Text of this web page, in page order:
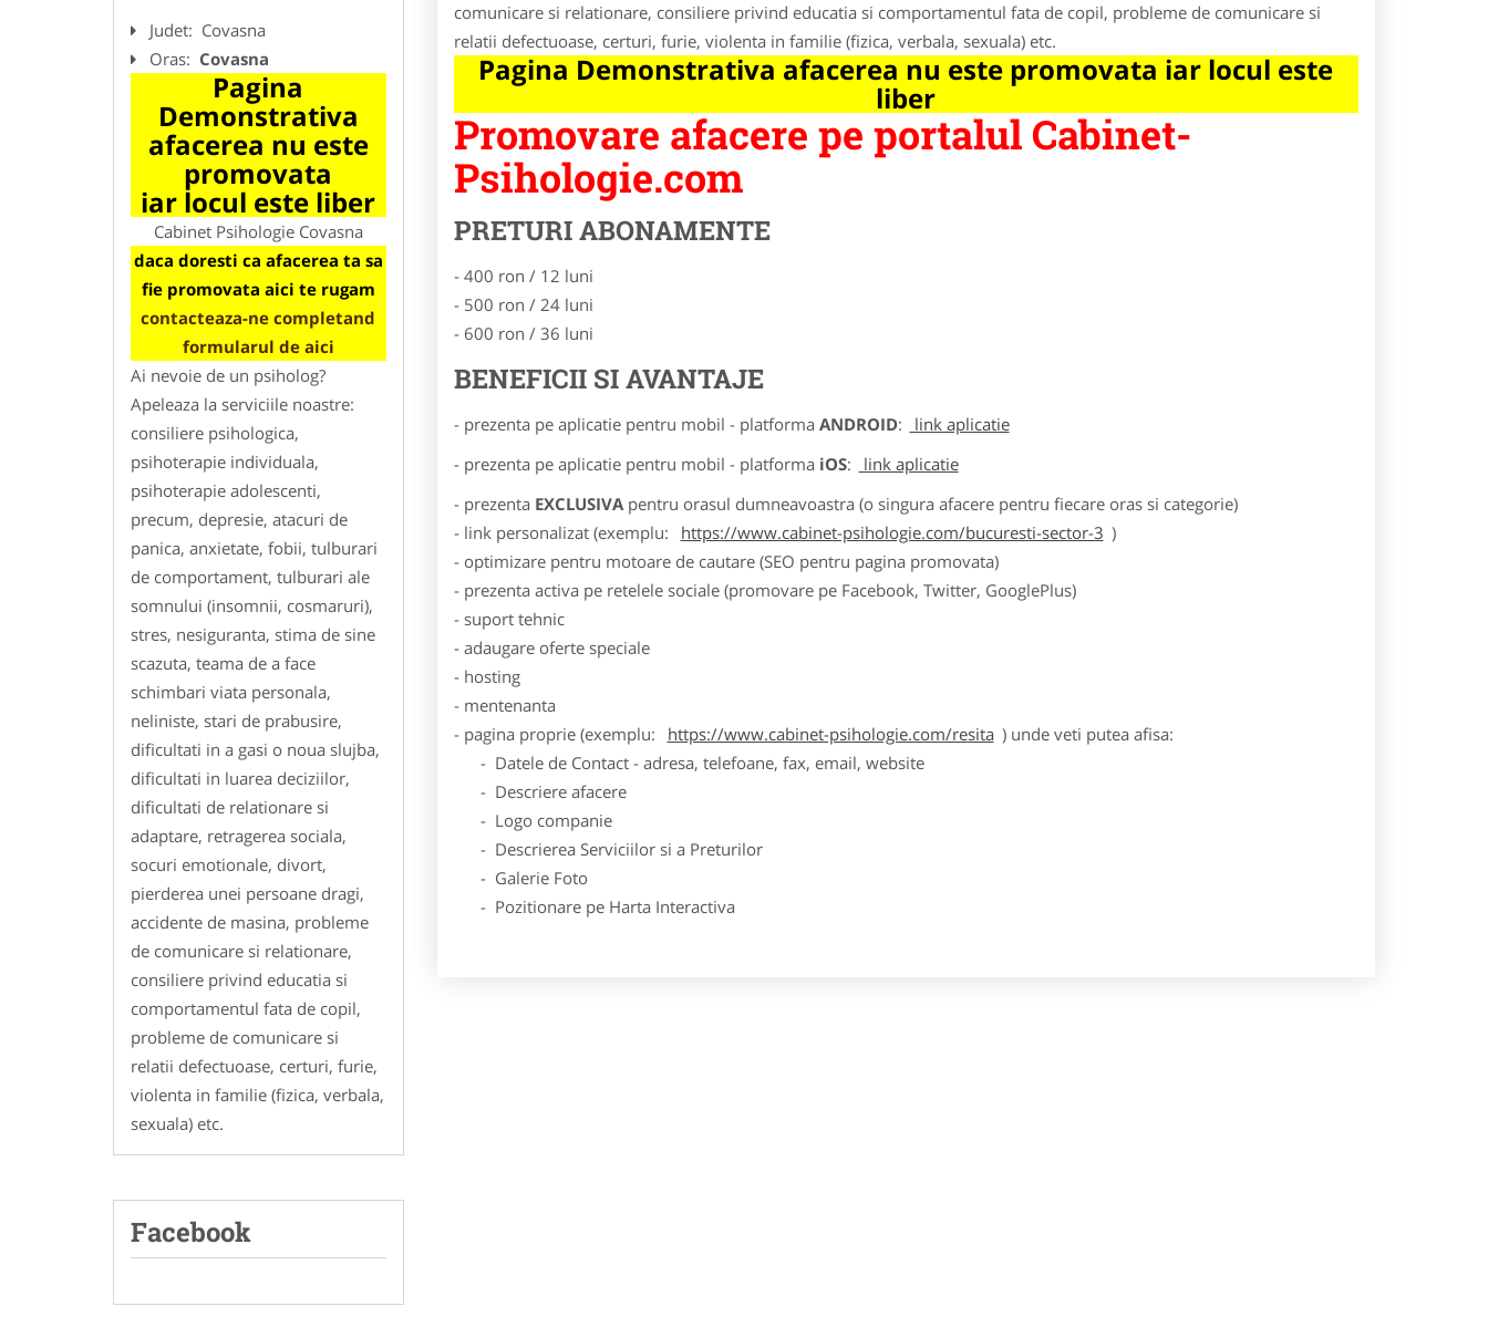
Judet: Covasna
Oras: Covasna
Pagina
Demonstrativa
afacerea nu este
promovata
iar locul este liber
Cabinet Psihologie Covasna
daca doresti ca afacerea ta sa
fie promovata aici te rugam
contacteaza-ne completand
formularul de aici
Ai nevoie de un psiholog?
Apeleaza la serviciile noastre:
consiliere psihologica,
psihoterapie individuala,
psihoterapie adolescenti,
precum, depresie, atacuri de
panica, anxietate, fobii, tulburari
de comportament, tulburari ale
somnului (insomnii, cosmaruri),
stres, nesiguranta, stima de sine
scazuta, teama de a face
schimbari viata personala,
neliniste, stari de prabusire,
dificultati in a gasi o noua slujba,
dificultati in luarea deciziilor,
dificultati de relationare si
adaptare, retragerea sociala,
socuri emotionale, divort,
pierderea unei persoane dragi,
accidente de masina, probleme
de comunicare si relationare,
consiliere privind educatia si
comportamentul fata de copil,
probleme de comunicare si
relatii defectuoase, certuri, furie,
violenta in familie (fizica, verbala,
sexuala) etc.
Facebook
comunicare si relationare, consiliere privind educatia si comportamentul fata de copil, probleme de comunicare si
relatii defectuoase, certuri, furie, violenta in familie (fizica, verbala, sexuala) etc.
Pagina Demonstrativa afacerea nu este promovata iar locul este
liber
Promovare afacere pe portalul Cabinet-
Psihologie.com
PRETURI ABONAMENTE
- 400 ron / 12 luni
- 500 ron / 24 luni
- 600 ron / 36 luni
BENEFICII SI AVANTAJE
- prezenta pe aplicatie pentru mobil - platforma ANDROID:
link aplicatie
- prezenta pe aplicatie pentru mobil - platforma iOS:
link aplicatie
- prezenta EXCLUSIVApentru orasul dumneavoastra (o singura afacere pentru fiecare oras si categorie)
- link personalizat (exemplu:
https://www.cabinet-psihologie.com/bucuresti-sector-3 )
- optimizare pentru motoare de cautare (SEO pentru pagina promovata)
- prezenta activa pe retelele sociale (promovare pe Facebook, Twitter, GooglePlus)
- suport tehnic
- adaugare oferte speciale
- hosting
- mentenanta
- pagina proprie (exemplu:
https://www.cabinet-psihologie.com/resita ) unde veti putea afisa:
- Datele de Contact - adresa, telefoane, fax, email, website
- Descriere afacere
- Logo companie
- Descrierea Serviciilor si a Preturilor
- Galerie Foto
- Pozitionare pe Harta Interactiva